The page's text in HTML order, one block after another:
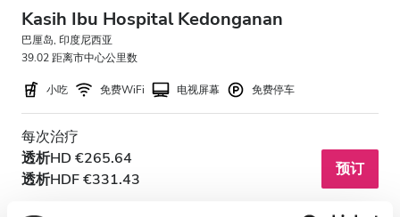
0 - 100 欧元
100 - 200 欧元
200 - 300 欧元
300+ 欧元
班次
Kasih Ibu Hospital Kedonganan
巴厘岛, 印度尼西亚
39.02 距离市中心公里数
小吃 免费WiFi 电视屏幕 免费停车
每次治疗
透析HD €265.64
透析HDF €331.43
预订